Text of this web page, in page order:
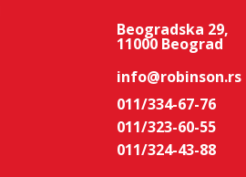
Beogradska 29,
11000 Beograd
info@robinson.rs
011/334-67-76
011/323-60-55
011/324-43-88